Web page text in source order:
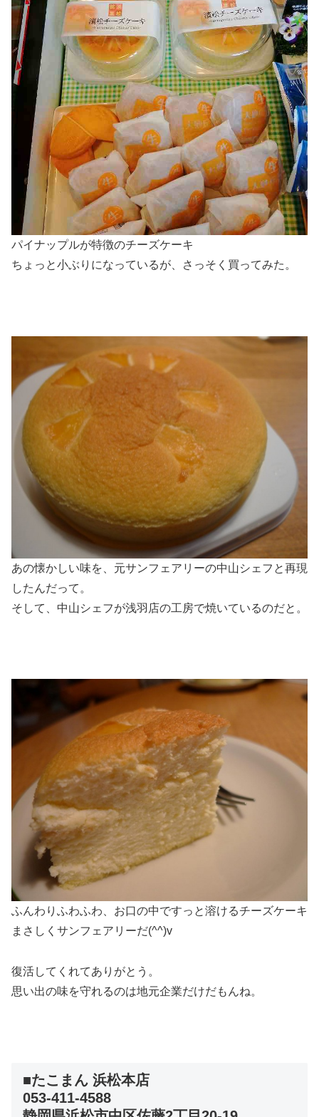
パイナップルが特徴のチーズケーキ
ちょっと小ぶりになっているが、さっそく買ってみた。
あの懐かしい味を、元サンフェアリーの中山シェフと再現
したんだって。
そして、中山シェフが浅羽店の工房で焼いているのだと。
ふんわりふわふわ、お口の中ですっと溶けるチーズケーキ
まさしくサンフェアリーだ(^^)v
復活してくれてありがとう。
思い出の味を守れるのは地元企業だけだもんね。
■たこまん 浜松本店
053-411-4588